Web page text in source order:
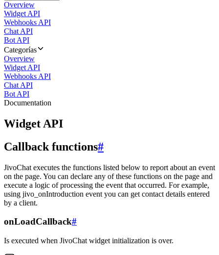
Overview
Widget API
Webhooks API
Chat API
Bot API
Categorías
Overview
Widget API
Webhooks API
Chat API
Bot API
Documentation
Widget API
Callback functions#
JivoChat executes the functions listed below to report about an event
on the page. You can declare any of these functions on the page and
execute a logic of processing the event that occurred. For example,
using jivo_onIntroduction event you can get contact details entered
by a client.
onLoadCallback#
Is executed when JivoChat widget initialization is over.